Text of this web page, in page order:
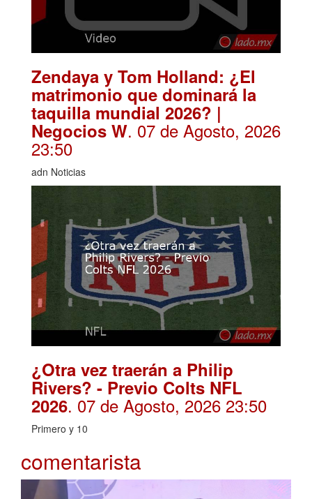
Zendaya y Tom Holland: ¿El
matrimonio que dominará la
taquilla mundial 2026? |
Negocios W. 07 de Agosto, 2026
23:50
adn Noticias
¿Otra vez traerán a Philip
Rivers? - Previo Colts NFL
2026. 07 de Agosto, 2026 23:50
Primero y 10
comentarista